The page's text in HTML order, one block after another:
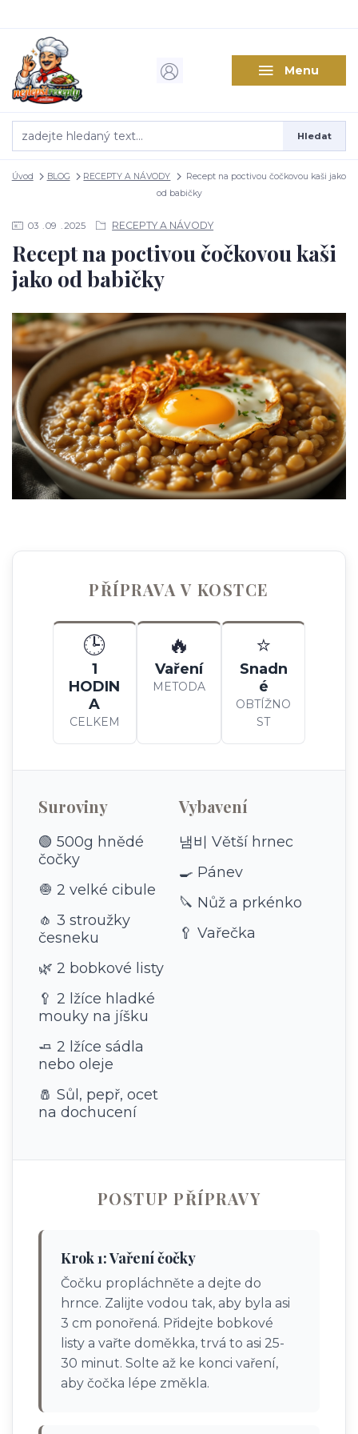
Menu
Hledat
Úvod BLOG RECEPTY A NÁVODY
Recept na poctivou čočkovou kaši jako
od babičky
03 09 2025 RECEPTY A NÁVODY
Recept na poctivou čočkovou kaši
jako od babičky
PŘÍPRAVA V KOSTCE
🕒
1
HODIN
A
CELKEM
🔥
Vaření
METODA
⭐
Snadn
é
OBTÍŽNO
ST
Suroviny
🟢 500g hnědé
čočky
🧅 2 velké cibule
🧄 3 stroužky
česneku
🌿 2 bobkové listy
🥄 2 lžíce hladké
mouky na jíšku
🧈 2 lžíce sádla
nebo oleje
🧂 Sůl, pepř, ocet
na dochucení
Vybavení
냄비 Větší hrnec
🍳 Pánev
🔪 Nůž a prkénko
🥄 Vařečka
POSTUP PŘÍPRAVY
Krok 1: Vaření čočky
Čočku propláchněte a dejte do
hrnce. Zalijte vodou tak, aby byla asi
3 cm ponořená. Přidejte bobkové
listy a vařte doměkka, trvá to asi 25-
30 minut. Solte až ke konci vaření,
aby čočka lépe změkla.